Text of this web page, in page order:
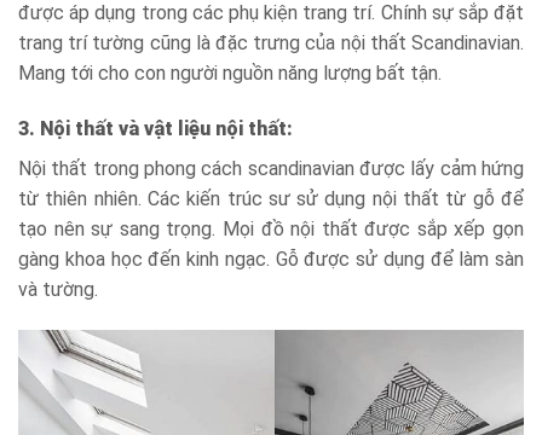
được áp dụng trong các phụ kiện trang trí. Chính sự sắp đặt
trang trí tường cũng là đặc trưng của nội thất Scandinavian.
Mang tới cho con người nguồn năng lượng bất tận.
3. Nội thất và vật liệu nội thất:
Nội thất trong phong cách scandinavian được lấy cảm hứng
từ thiên nhiên. Các kiến trúc sư sử dụng nội thất từ gỗ để
tạo nên sự sang trọng. Mọi đồ nội thất được sắp xếp gọn
gàng khoa học đến kinh ngạc. Gỗ được sử dụng để làm sàn
và tường.